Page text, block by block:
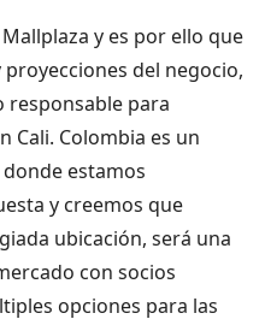
y es por ello que
del negocio,
responsable para
Cali. Colombia es un
estamos
y creemos que
ubicación, será una
con socios
opciones para las